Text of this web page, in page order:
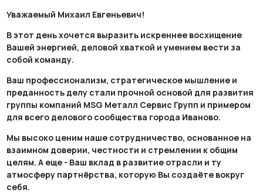
Уважаемый Михаил Евгеньевич!
В этот день хочется выразить искреннее восхищение
Вашей энергией, деловой хваткой и умением вести за
собой команду.
Ваш профессионализм, стратегическое мышление и
преданность делу стали прочной основой для развития
группы компаний MSG Металл Сервис Групп и примером
для всего делового сообщества города Иваново.
Мы высоко ценим наше сотрудничество, основанное на
взаимном доверии, честности и стремлении к общим
целям. А еще - Ваш вклад в развитие отрасли и ту
атмосферу партнёрства, которую Вы создаёте вокруг
себя.